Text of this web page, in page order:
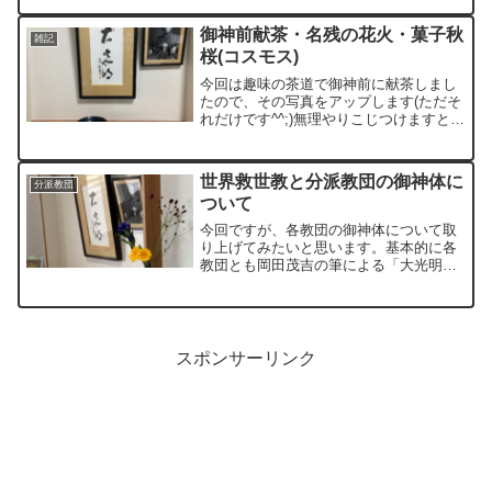
教会会長の後藤英男氏が1970年に独立し
て誕生しました。
雑記
御神前献茶・名残の花火・菓子秋
桜(コスモス)
今回は趣味の茶道で御神前に献茶しまし
たので、その写真をアップします(ただそ
れだけです^^;)無理やりこじつけますと、
東福窯 中村能久作の黒仁清 花火です。
分派教団
世界救世教と分派教団の御神体に
ついて
今回ですが、各教団の御神体について取
り上げてみたいと思います。基本的に各
教団とも岡田茂吉の筆による「大光明」
ケースもございます。
スポンサーリンク